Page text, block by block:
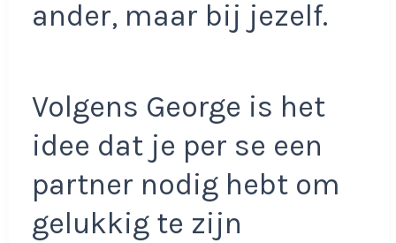
ander, maar bij jezelf.
Volgens George is het
idee dat je per se een
partner nodig hebt om
gelukkig te zijn